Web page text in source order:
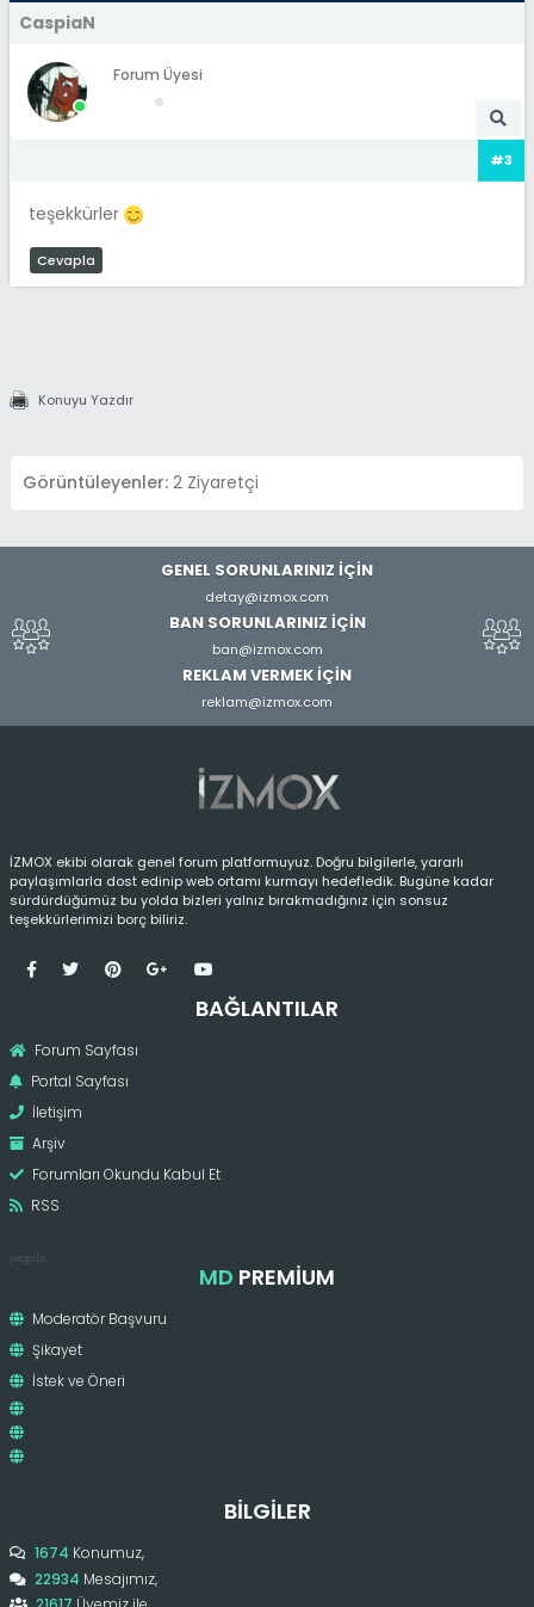
CaspiaN
Forum Üyesi
#3
teşekkürler
Cevapla
Konuyu Yazdır
Görüntüleyenler: 2 Ziyaretçi
GENEL SORUNLARINIZ İÇİN
detay@izmox.com
BAN SORUNLARINIZ İÇİN
ban@izmox.com
REKLAM VERMEK İÇİN
reklam@izmox.com
İZMOX ekibi olarak genel forum platformuyuz. Doğru bilgilerle, yararlı
paylaşımlarla dost edinip web ortamı kurmayı hedefledik. Bugüne kadar
sürdürdüğümüz bu yolda bizleri yalnız bırakmadığınız için sonsuz
teşekkürlerimizi borç biliriz.
BAĞLANTILAR
Forum Sayfası
Portal Sayfası
İletişim
Arşiv
Forumları Okundu Kabul Et
RSS
pergola
MD PREMIUM
Moderatör Başvuru
Şikayet
İstek ve Öneri
BILGILER
1674 Konumuz,
22934 Mesajımız,